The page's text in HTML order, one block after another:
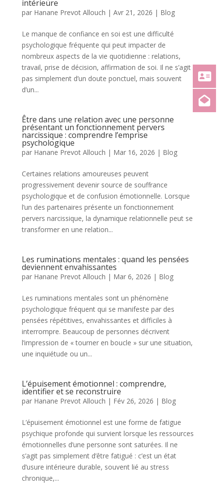
intérieure
par Hanane Prevot Allouch | Avr 21, 2026 | Blog
Le manque de confiance en soi est une difficulté
psychologique fréquente qui peut impacter de
nombreux aspects de la vie quotidienne : relations,
travail, prise de décision, affirmation de soi. Il ne s’agit
pas simplement d’un doute ponctuel, mais souvent
d’un...
Être dans une relation avec une personne
présentant un fonctionnement pervers
narcissique : comprendre l’emprise
psychologique
par Hanane Prevot Allouch | Mar 16, 2026 | Blog
Certaines relations amoureuses peuvent
progressivement devenir source de souffrance
psychologique et de confusion émotionnelle. Lorsque
l’un des partenaires présente un fonctionnement
pervers narcissique, la dynamique relationnelle peut se
transformer en une relation...
Les ruminations mentales : quand les pensées
deviennent envahissantes
par Hanane Prevot Allouch | Mar 6, 2026 | Blog
Les ruminations mentales sont un phénomène
psychologique fréquent qui se manifeste par des
pensées répétitives, envahissantes et difficiles à
interrompre. Beaucoup de personnes décrivent
l’impression de « tourner en boucle » sur une situation,
une inquiétude ou un...
L’épuisement émotionnel : comprendre,
identifier et se reconstruire
par Hanane Prevot Allouch | Fév 26, 2026 | Blog
L’épuisement émotionnel est une forme de fatigue
psychique profonde qui survient lorsque les ressources
émotionnelles d’une personne sont saturées. Il ne
s’agit pas simplement d’être fatigué : c’est un état
d’usure intérieure durable, souvent lié au stress
chronique,...